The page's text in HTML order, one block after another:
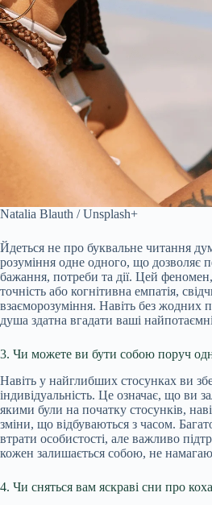
Natalia Blauth / Unsplash+
Йдеться не про буквальне читання
розуміння одне одного, що дозволяє
бажання, потреби та дії. Цей
точність або когнітивна емпатія,
взаєморозуміння. Навіть без жодних
душа здатна вгадати ваші
3. Чи можете ви бути собою поруч
Навіть у найглибших стосунках ви
індивідуальність. Це означає, що ви
якими були на початку стосунків,
зміни, що відбуваються з часом.
втрати особистості, але важливо
кожен залишається собою, не
4. Чи сняться вам яскраві сни про